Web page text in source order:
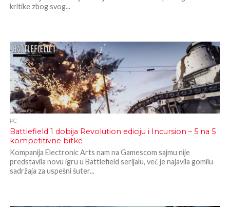
kritike zbog svog...
PC
Battlefield 1 dobija Revolution ediciju i Incursion – 5 na 5
kompetitivne bitke
Kompanija Electronic Arts nam na Gamescom sajmu nije
predstavila novu igru u Battlefield serijalu, već je najavila gomilu
sadržaja za uspešni šuter...